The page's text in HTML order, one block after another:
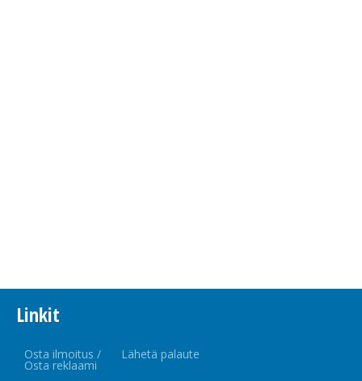
Linkit
Osta ilmoitus /
Osta reklaami
Lähetä palaute